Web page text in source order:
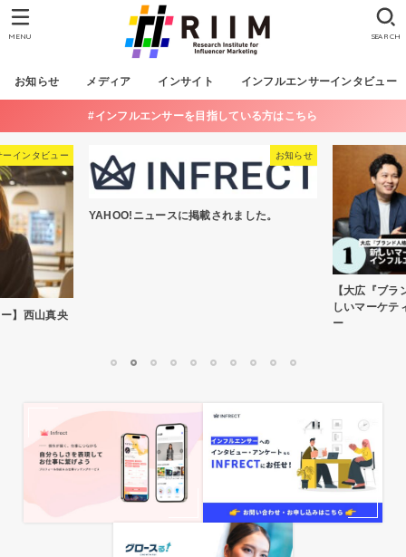
お知らせ メディア インサイト インフルエンサーインタビュー
SEARCH
MENU
#インフルエンサーを目指している方はこちら
インタビュー
】西山真央
お知らせ
YAHOO!ニュースに掲載されました。
【大広『ブ
しいマーケテ
ー